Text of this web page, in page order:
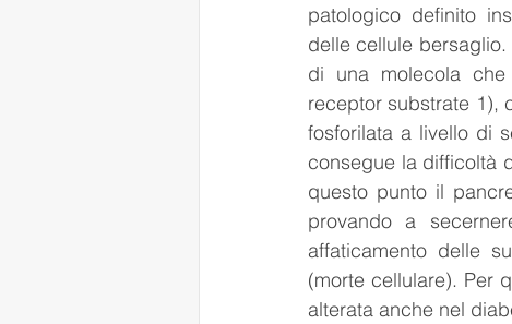
patologico definito
delle cellule
di una molecola che
receptor substrate 1),
fosforilata a livello di
consegue la difficoltà
questo punto il
provando a
affaticamento delle
(morte cellulare). Per
alterata anche nel